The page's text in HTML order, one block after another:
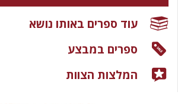
עוד ספרים באותו נושא
ספרים במבצע
המלצות הצוות